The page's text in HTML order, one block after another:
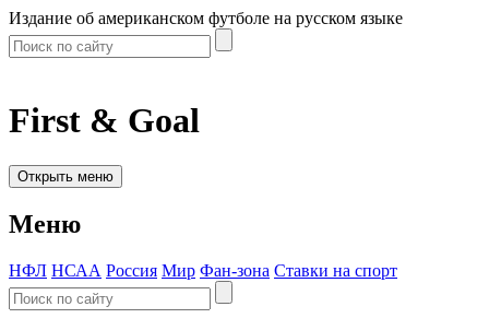
Издание об американском футболе на русском языке
First & Goal
Открыть меню
Меню
НФЛ НСАА Россия Мир Фан-зона Ставки на спорт